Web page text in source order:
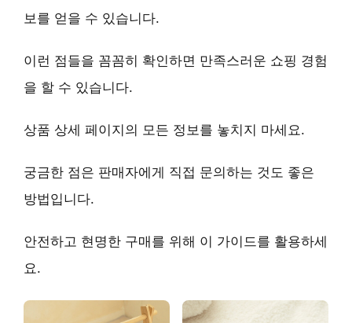
보를 얻을 수 있습니다.
이런 점들을 꼼꼼히 확인하면 만족스러운 쇼핑 경험
을 할 수 있습니다.
상품 상세 페이지의 모든 정보를 놓치지 마세요.
궁금한 점은 판매자에게 직접 문의하는 것도 좋은
방법입니다.
안전하고 현명한 구매를 위해 이 가이드를 활용하세
요.